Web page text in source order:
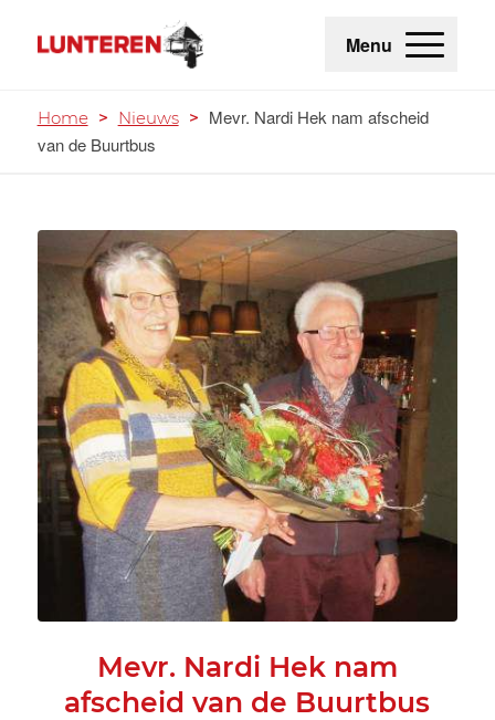
Menu
Home > Nieuws > Mevr. Nardi Hek nam afscheid
van de Buurtbus
Mevr. Nardi Hek nam
afscheid van de Buurtbus